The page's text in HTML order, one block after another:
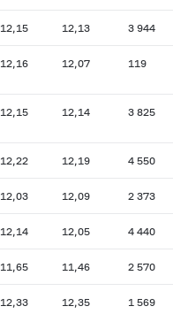
12,15 12,13 3 944
12,16 12,07 119
12,15 12,14 3 825
12,22 12,19 4 550
12,03 12,09 2 373
12,14 12,05 4 440
11,65 11,46 2 570
12,33 12,35 1 569